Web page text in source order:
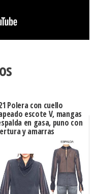
Polera con cuello
escote V, mangas
en gasa, puno con
y amarras